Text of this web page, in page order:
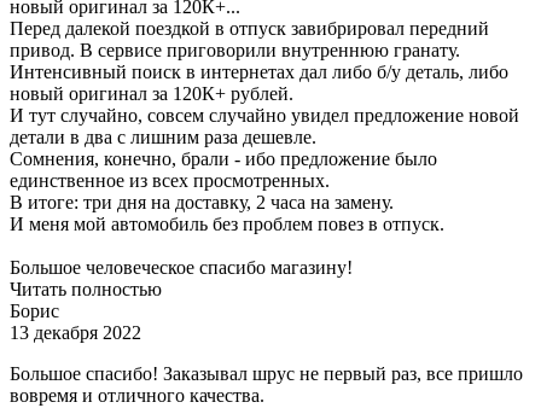
новый оригинал за 120К+...
Перед далекой поездкой в отпуск завибрировал передний
привод. В сервисе приговорили внутреннюю гранату.
Интенсивный поиск в интернетах дал либо б/у деталь, либо
новый оригинал за 120К+ рублей.
И тут случайно, совсем случайно увидел предложение новой
детали в два с лишним раза дешевле.
Сомнения, конечно, брали - ибо предложение было
единственное из всех просмотренных.
В итоге: три дня на доставку, 2 часа на замену.
И меня мой автомобиль без проблем повез в отпуск.
Большое человеческое спасибо магазину!
Читать полностью
Борис
13 декабря 2022
Большое спасибо! Заказывал шрус не первый раз, все пришло
вовремя и отличного качества.